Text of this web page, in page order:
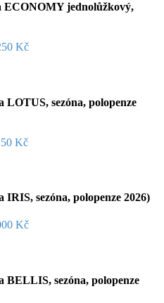
ECONOMY jednolůžkový,
Kč
sezóna, polopenze
Kč
sezóna, polopenze 2026)
Kč
BELLIS, sezóna, polopenze